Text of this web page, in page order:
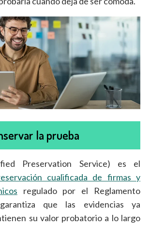
la prueba
Preservation Service) es el
cualificada de firmas y
regulado por el Reglamento
que las evidencias ya
su valor probatorio a lo largo